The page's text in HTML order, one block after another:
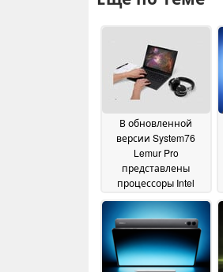
В обновленной
версии System76
Lemur Pro
представлены
процессоры Intel
варианта размера
экрана02 July 2026